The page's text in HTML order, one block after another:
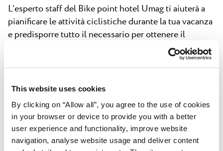
This website uses cookies
By clicking on “Allow all”, you agree to the use of cookies
in your browser or device to provide you with a better
user experience and functionality, improve website
navigation, analyse website usage and deliver content
L’esperto staff del Bike point hotel Umag ti aiuterà a
pianificare le attività ciclistiche durante la tua vacanza
e predisporre tutto il necessario per ottenere il
massimo del divertimento dal tuo tour istriano. Il Bike
riparazioni di tutte le tipologie di bici e per usi
diversi
lavaggio delle bici